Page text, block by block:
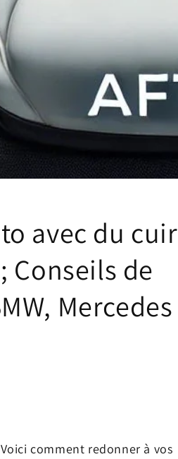
avec du cuir
de
Mercedes
comment redonner à vos